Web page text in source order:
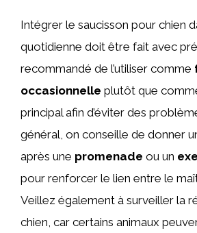
Intégrer le saucisson pour chien
quotidienne doit être fait avec
recommandé de l’utiliser comme
occasionnelle plutôt que
principal afin d’éviter des
général, on conseille de donner
après une promenade ou un
pour renforcer le lien entre le
Veillez également à surveiller la
chien, car certains animaux